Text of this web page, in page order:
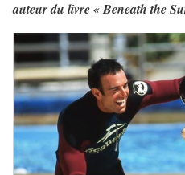
auteur du livre « Beneath the